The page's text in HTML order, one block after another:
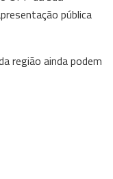
pública
região ainda podem